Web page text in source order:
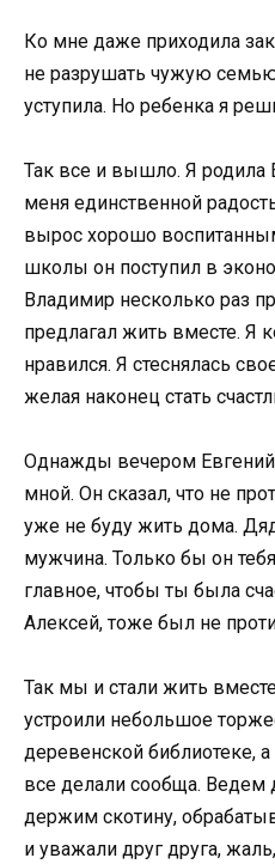
Ко мне даже приходила
не разрушать чужую
уступила. Но ребенка я
Так все и вышло. Я родила
меня единственной
вырос хорошо
школы он поступил в
Владимир несколько раз
предлагал жить вместе. Я
нравился. Я стеснялась
желая наконец стать
Однажды вечером
мной. Он сказал, что не
уже не буду жить дома.
мужчина. Только бы он
главное, чтобы ты была
Алексей, тоже был не
Так мы и стали жить
устроили небольшое
деревенской библиотеке,
все делали сообща. Ведем
держим скотину,
и уважали друг друга,